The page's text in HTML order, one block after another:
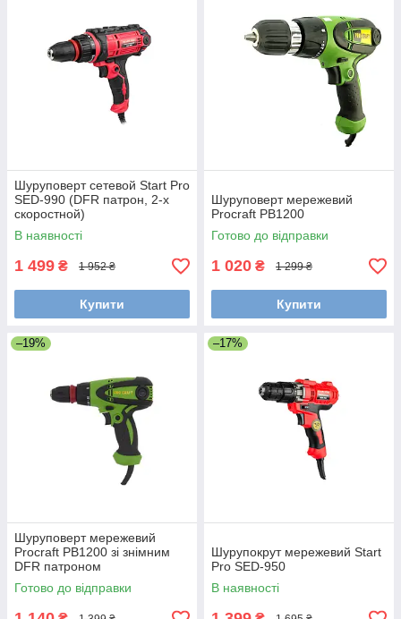
Шуруповерт сетевой Start Pro
SED-990 (DFR патрон, 2-х
скоростной)
В наявності
1 499 ₴ 1 952 ₴
Купити
Шуруповерт мережевий
Procraft PB1200
Готово до відправки
1 020 ₴ 1 299 ₴
Купити
–19%
Шуруповерт мережевий
Procraft PB1200 зі знімним
DFR патроном
Готово до відправки
–17%
Шурупокрут мережевий Start
Pro SED-950
В наявності